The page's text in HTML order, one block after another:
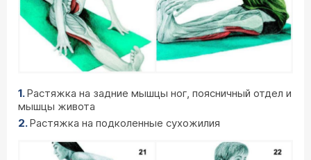
Растяжка на задние мышцы ног, поясничный отдел и
мышцы живота
Растяжка на подколенные сухожилия